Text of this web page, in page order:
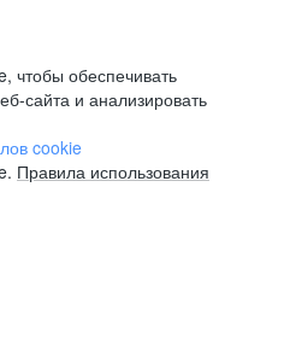
чтобы обеспечивать
сайта и анализировать
cookie
Правила использования